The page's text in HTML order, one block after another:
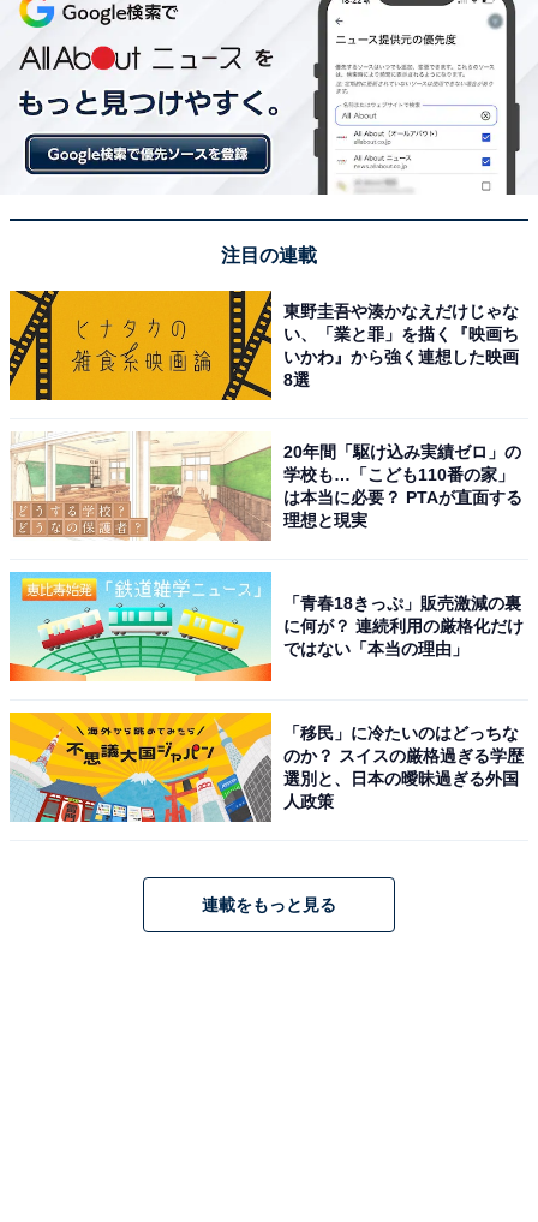
注目の連載
東野圭吾や湊かなえだけじゃな
い、「業と罪」を描く『映画ち
いかわ』から強く連想した映画
8選
20年間「駆け込み実績ゼロ」の
学校も…「こども110番の家」
は本当に必要？ PTAが直面する
理想と現実
「青春18きっぷ」販売激減の裏
に何が？ 連続利用の厳格化だけ
ではない「本当の理由」
「移民」に冷たいのはどっちな
のか？ スイスの厳格過ぎる学歴
選別と、日本の曖昧過ぎる外国
人政策
連載をもっと見る